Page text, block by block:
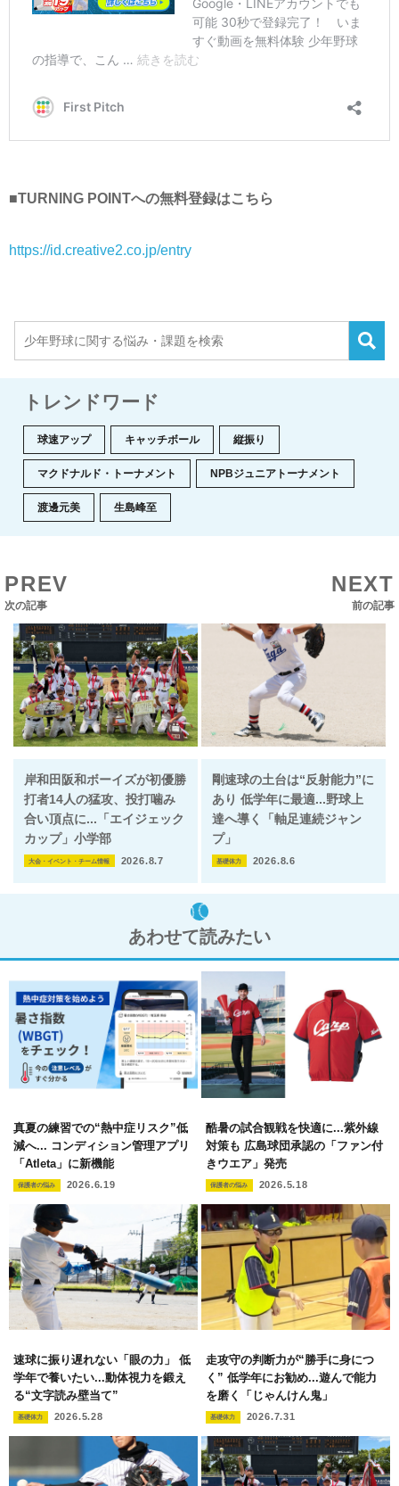
■TURNING POINTへの無料登録はこちら
https://id.creative2.co.jp/entry
トレンドワード
球速アップ キャッチボール 縦振り
マクドナルド・トーナメント NPBジュニアトーナメント
渡邊元美 生島峰至
PREV
次の記事
NEXT
前の記事
岸和田阪和ボーイズが初優勝
打者14人の猛攻、投打噛み
合い頂点に...「エイジェック
カップ」小学部
大会・イベント・チーム情報 2026.8.7
剛速球の土台は“反射能力”に
あり 低学年に最適...野球上
達へ導く「軸足連続ジャン
プ」
基礎体力 2026.8.6
あわせて読みたい
真夏の練習での“熱中症リスク”低
減へ... コンディション管理アプリ
「Atleta」に新機能
保護者の悩み 2026.6.19
酷暑の試合観戦を快適に...紫外線
対策も 広島球団承認の「ファン付
きウエア」発売
保護者の悩み 2026.5.18
速球に振り遅れない「眼の力」 低
学年で養いたい...動体視力を鍛え
る“文字読み壁当て”
基礎体力 2026.5.28
走攻守の判断力が“勝手に身につ
く” 低学年にお勧め...遊んで能力
を磨く「じゃんけん鬼」
基礎体力 2026.7.31